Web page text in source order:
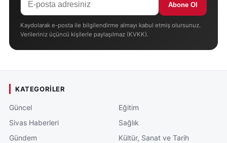
Abone Ol
Kaydolarak e-posta ile bilgilendirme almayı kabul etmiş olursunuz.
Verileriniz üçüncü kişilerle paylaşılmaz (KVKK).
KATEGORILER
Güncel
Sivas Haberleri
Gündem
Eğitim
Sağlık
Kültür, Sanat ve Tarih